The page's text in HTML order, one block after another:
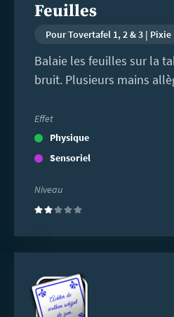
Feuilles
Pour Tovertafel 1, 2 & 3 | Pixie
Balaie les feuilles sur la
bruit. Plusieurs mains
Effet
Physique
Sensoriel
Niveau
(2)
savoir
plus